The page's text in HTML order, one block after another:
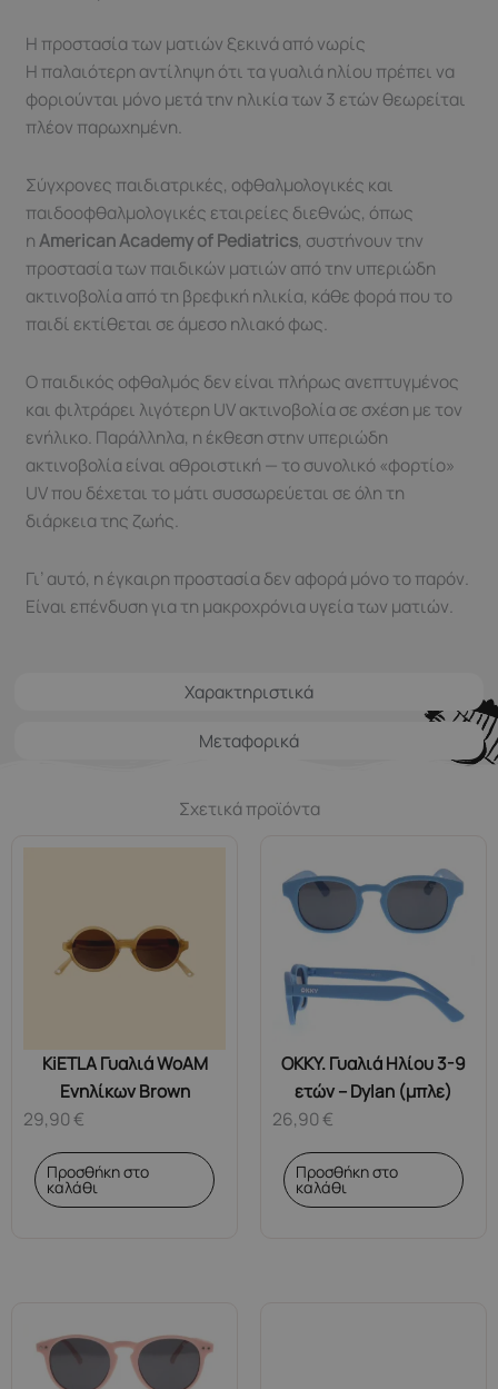
Χαρακτηριστικά
Μεταφορικά
Η προστασία των ματιών ξεκινά από νωρίς
Η παλαιότερη αντίληψη ότι τα γυαλιά ηλίου πρέπει να
φοριούνται μόνο μετά την ηλικία των 3 ετών θεωρείται
πλέον παρωχημένη.
Σύγχρονες παιδιατρικές, οφθαλμολογικές και
παιδοοφθαλμολογικές εταιρείες διεθνώς, όπως
ηAmerican Academy of Pediatrics, συστήνουν την
προστασία των παιδικών ματιών από την υπεριώδη
ακτινοβολία από τη βρεφική ηλικία, κάθε φορά που το
παιδί εκτίθεται σε άμεσο ηλιακό φως.
Ο παιδικός οφθαλμός δεν είναι πλήρως ανεπτυγμένος
και φιλτράρει λιγότερη UV ακτινοβολία σε σχέση με τον
ενήλικο. Παράλληλα, η έκθεση στην υπεριώδη
ακτινοβολία είναι αθροιστική — το συνολικό «φορτίο»
UV που δέχεται το μάτι συσσωρεύεται σε όλη τη
διάρκεια της ζωής.
Γι’ αυτό, η έγκαιρη προστασία δεν αφορά μόνο το παρόν.
Είναι επένδυση για τη μακροχρόνια υγεία των ματιών.
Σχετικά προϊόντα
KiETLA Γυαλιά WoAM
Ενηλίκων Brown
29,90€
Προσθήκη στο
καλάθι
OKKY. Γυαλιά Ηλίου 3-9
ετών – Dylan (μπλε)
26,90€
Προσθήκη στο
καλάθι